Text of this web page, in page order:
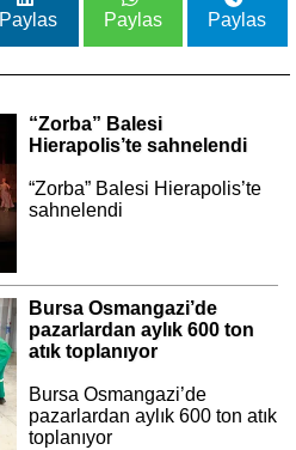
Paylas Paylas Paylas
“Zorba” Balesi
Hierapolis’te sahnelendi
“Zorba” Balesi Hierapolis’te
sahnelendi
Bursa Osmangazi’de
pazarlardan aylık 600 ton
atık toplanıyor
Bursa Osmangazi’de
pazarlardan aylık 600 ton atık
toplanıyor